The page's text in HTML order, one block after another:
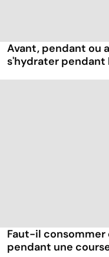
Avant, pendant ou
s'hydrater pendant
Faut-il
pendant une